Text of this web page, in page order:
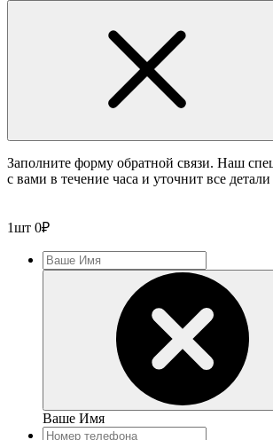
Заполните форму обратной связи. Наш
с вами в течение часа и уточнит все детали
1шт 0₽
Ваше Имя